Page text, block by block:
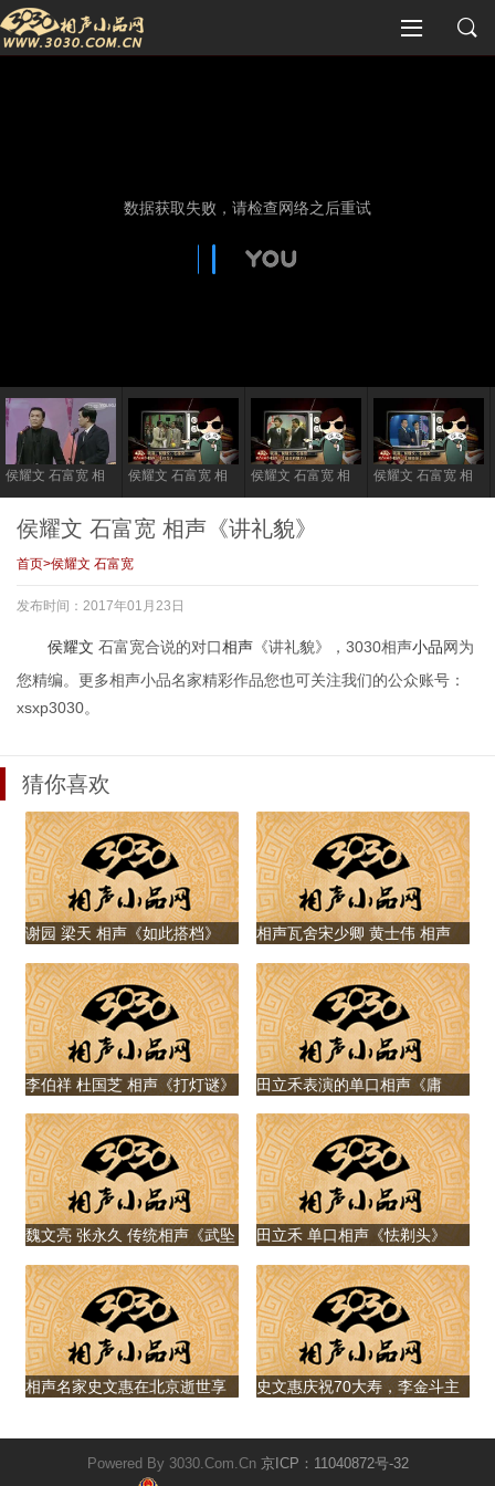
侯耀文 石富宽 相
声《心累》
侯耀文 石富宽 相
声《打岔》清晰版
侯耀文 石富宽 相
声《语言的魅力》
清晰版
侯耀文 石富宽 相
声《规矩论》清晰
声《讲礼仪》清晰
版
《毛主席与侯宝
林》清晰版
胜杰 相声《拿人手
短》
声《学评戏》
侯耀文 石富宽 师
声《马年赛马》
侯耀文 石富宽 相
声《侯大明白》
侯耀文 石富宽 相
声《打岔》
侯耀文 黄宏 小品
《打扑克》
郭德纲拜师仪式，
侯耀文最后几句话
是说给某人听的
侯耀文 石富宽 相声《讲礼貌》
首页>侯耀文 石富宽
发布时间：2017年01月23日
侯耀文 石富宽合说的对口相声 《讲礼貌》， 3030相声小品网为
您精编。更多相声小品名家精彩作品您也可关注我们的公众账号：
xsxp3030。
猜你喜欢
谢园 梁天 相声《如此搭档》
相声瓦舍宋少卿 黄士伟 相声
李伯祥 杜国芝 相声《打灯谜》
田立禾表演的单口相声《庸
魏文亮 张永久 传统相声《武坠
田立禾 单口相声《怯剃头》
相声名家史文惠在北京逝世享
史文惠庆祝70大寿，李金斗主
Powered By 3030.Com.Cn 京ICP：11040872号-32